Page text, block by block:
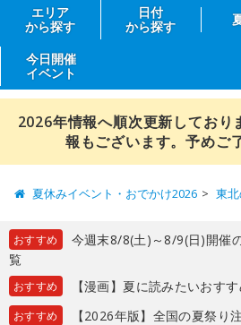
エリア
から探す
日付
から探す
今日開催
イベント
2026年情報へ順次更新しており
報もございます。予めご
夏休みイベント・おでかけ2026 東
おすすめ
今週末8/8(土)～8/9(日)開催
覧
おすすめ 【漫画】夏に読みたいおす
おすすめ
【2026年版】全国の夏祭り